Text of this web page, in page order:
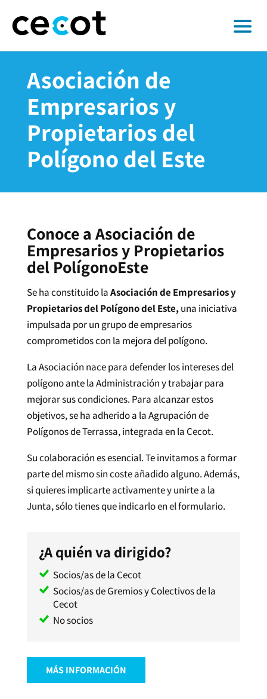
Asociación de
Empresarios y
Propietarios del
Polígono del​ Este
Conoce a Asociación de
Empresarios y Propietarios
del PolígonoEste
Se ha constituido laAsociación de Empresarios y
Propietarios del Polígono del Este,una iniciativa
impulsada por un grupo de empresarios
comprometidos con la mejora del polígono.
La Asociación nace para defender los intereses del
polígono ante la Administración y trabajar para
mejorar sus condiciones. Para alcanzar estos
objetivos, se ha adherido a la Agrupación de
Polígonos de Terrassa, integrada en la Cecot.
Su colaboración es esencial.Te invitamos a formar
parte del mismo sin coste añadido alguno. Además,
si quieres implicarte activamente y unirte a la
Junta, sólo tienes que indicarlo en el formulario.
¿A quién va dirigido?
Socios/as de la Cecot
Socios/as de Gremios y Colectivos de la
Cecot
No socios
MÁS INFORMACIÓN